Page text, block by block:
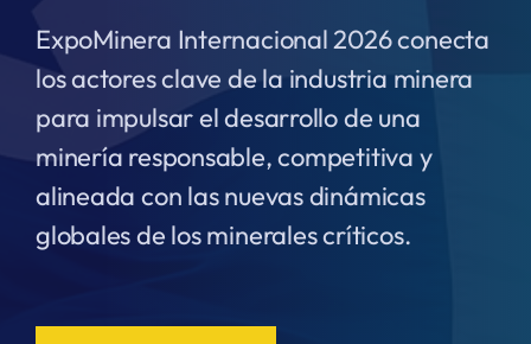
ExpoMinera Internacional 2026 conecta
los actores clave de la industria minera
para impulsar el desarrollo de una
minería responsable, competitiva y
alineada con las nuevas dinámicas
globales de los minerales críticos.